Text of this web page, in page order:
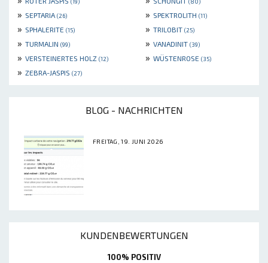
» SEPTARIA (26) » SPEKTROLITH (11)
» SPHALERITE (15) » TRILOBIT (25)
» TURMALIN (99) » VANADINIT (39)
» VERSTEINERTES HOLZ (12) » WÜSTENROSE (35)
» ZEBRA-JASPIS (27)
BLOG - NACHRICHTEN
FREITAG, 19. JUNI 2026
KUNDENBEWERTUNGEN
100% POSITIV